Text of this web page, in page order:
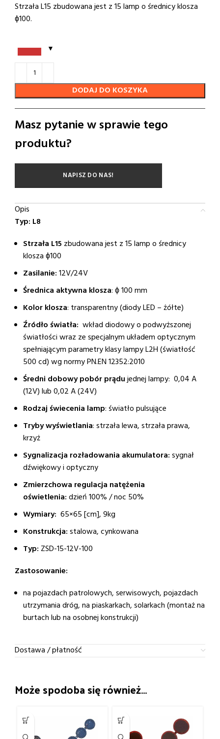
Strzała L15 zbudowana jest z 15 lamp o średnicy klosza
ɸ100.
DODAJ DO KOSZYKA
Masz pytanie w sprawie tego
produktu?
NAPISZ DO NAS!
Opis
Typ: L8
Strzała L15 zbudowana jest z 15 lamp o średnicy
klosza ɸ100
Zasilanie:12V/24V
Średnica aktywna klosza: ϕ 100 mm
Kolor klosza: transparentny (diody LED – żółte)
Źródło światła: wkład diodowy o podwyższonej
światłości wraz ze specjalnym układem optycznym
spełniającym parametry klasy lampy L2H (światłość
500 cd) wg normy PN.EN 12352:2010
Średni dobowy pobór prądujednej lampy: 0,04 A
(12V) lub 0,02 A (24V)
Rodzaj świecenia lamp: światło pulsujące
Tryby wyświetlania: strzała lewa, strzała prawa,
krzyż
Sygnalizacja rozładowania akumulatora:sygnał
dźwiękowy i optyczny
Zmierzchowa regulacja natężenia
oświetlenia:dzień 100% / noc 50%
Wymiary: 65×65 [cm], 9kg
Konstrukcja:stalowa, cynkowana
Typ: ZSD-15-12V-100
Zastosowanie:
na pojazdach patrolowych, serwisowych, pojazdach
utrzymania dróg, na piaskarkach, solarkach (montaż na
burtach lub na osobnej konstrukcji)
Dostawa / płatność
Może spodoba się również…